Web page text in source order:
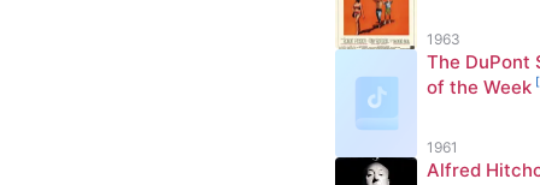
1963
The DuPont
of the Week [
1961
Alfred